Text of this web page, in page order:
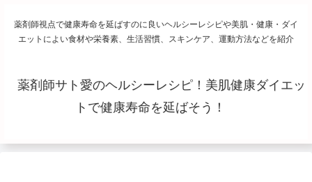
薬剤師視点で健康寿命を延ばすのに良いヘルシーレシピや美肌・健康・ダイ
エットによい食材や栄養素、生活習慣、スキンケア、運動方法などを紹介
薬剤師サト愛のヘルシーレシピ！美肌健康ダイエッ
トで健康寿命を延ばそう！